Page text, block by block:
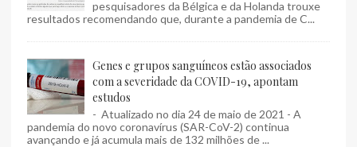
pesquisadores da Bélgica e da Holanda trouxe
resultados recomendando que, durante a pandemia de C...
Genes e grupos sanguíneos estão associados
com a severidade da COVID-19, apontam
estudos
- Atualizado no dia 24 de maio de 2021 - A
pandemia do novo coronavírus (SAR-CoV-2) continua
avançando e já acumula mais de 132 milhões de ...